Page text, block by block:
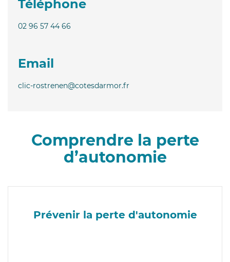
Téléphone
02 96 57 44 66
Email
clic-rostrenen@cotesdarmor.fr
Comprendre la perte
d’autonomie
Prévenir la perte d'autonomie